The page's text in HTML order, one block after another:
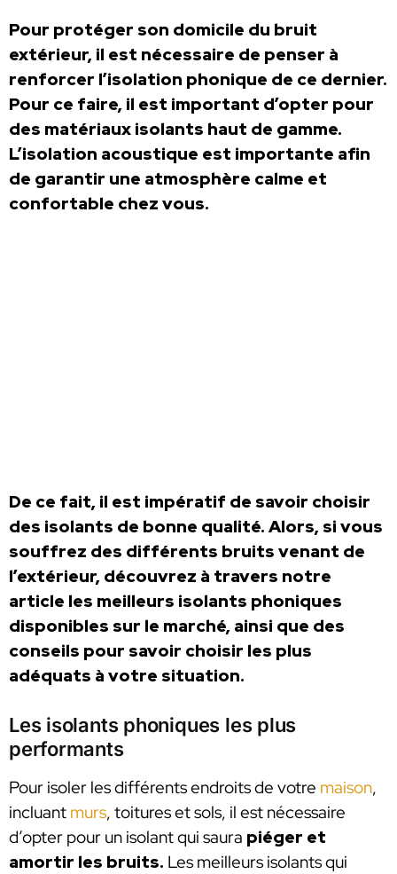
Pour protéger son domicile du bruit
extérieur, il est nécessaire de penser à
renforcer l’isolation phonique de ce dernier.
Pour ce faire, il est important d’opter pour
des matériaux isolants haut de gamme.
L’isolation acoustique est importante afin
de garantir une atmosphère calme et
confortable chez vous.
De ce fait, il est impératif de savoir choisir
des isolants de bonne qualité. Alors, si vous
souffrez des différents bruits venant de
l’extérieur, découvrez à travers notre
article les meilleurs isolants phoniques
disponibles sur le marché, ainsi que des
conseils pour savoir choisir les plus
adéquats à votre situation.
Les isolants phoniques les plus
performants
Pour isoler les différents endroits de votre maison,
incluant murs, toitures et sols, il est nécessaire
d’opter pour un isolant qui saura piéger et
amortir les bruits. Les meilleurs isolants qui